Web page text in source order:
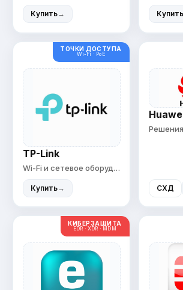
Купить→ Купить
ТОЧКИ ДОСТУПА
Wi-Fi · PoE
TP-Link
Wi-Fi и сетевое оборудование
Купить→ СХД
КИБЕРЗАЩИТА
EDR · XDR · MDM